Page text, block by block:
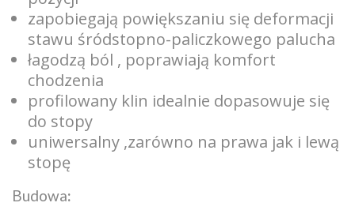
zapobiegają powiększaniu się deformacji
stawu śródstopno-paliczkowego palucha
łagodzą ból , poprawiają komfort
chodzenia
profilowany klin idealnie dopasowuje się
do stopy
uniwersalny ,zarówno na prawa jak i lewą
stopę
Budowa: